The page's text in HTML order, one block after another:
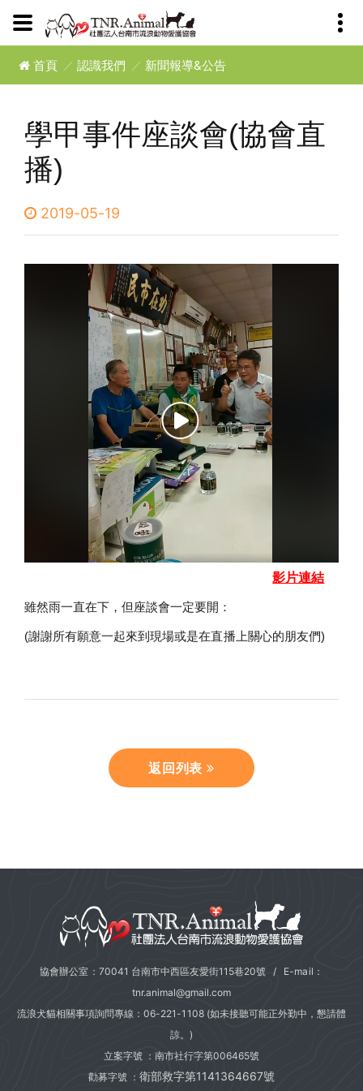
首頁 認識我們 新聞報導&公告
學甲事件座談會(協會直
播)
2019-05-19
影片連結
雖然雨一直在下，但座談會一定要開：
(謝謝所有願意一起來到現場或是在直播上關心的朋友們)
返回列表
協會辦公室：70041 台南市中西區友愛街115巷20號 / E-mail：
tnr.animal@gmail.com
流浪犬貓相關事項詢問專線：06-221-1108(如未接聽可能正外勤中，懇請體
諒。)
立案字號 ：南市社行字第006465號
勸募字號 ： 衛部救字第1141364667號